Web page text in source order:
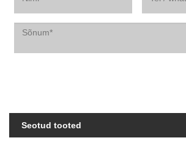
Seotud tooted